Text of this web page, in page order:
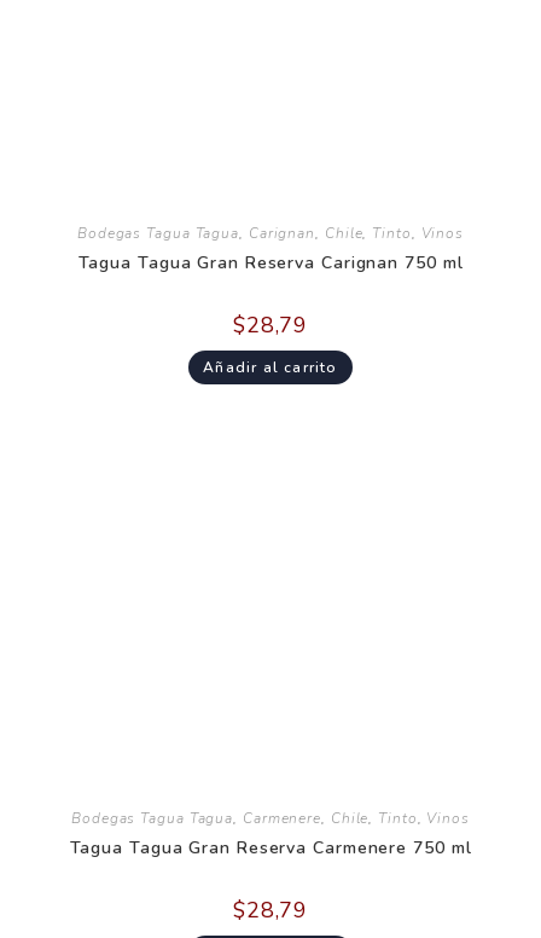
Bodegas Tagua Tagua, Carignan, Chile, Tinto, Vinos
Tagua Tagua Gran Reserva Carignan 750 ml
$28,79
Añadir al carrito
Bodegas Tagua Tagua, Carmenere, Chile, Tinto, Vinos
Tagua Tagua Gran Reserva Carmenere 750 ml
$28,79